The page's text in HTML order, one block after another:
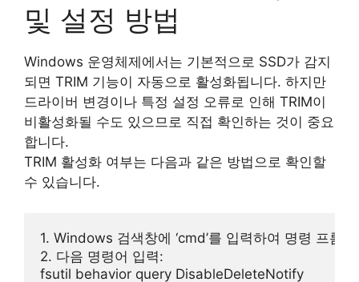
및 설정 방법
Windows 운영체제에서는 기본적으로 SSD가 감지
되면 TRIM 기능이 자동으로 활성화됩니다. 하지만
드라이버 변경이나 특정 설정 오류로 인해 TRIM이
비활성화될 수도 있으므로 직접 확인하는 것이 중요
합니다.
TRIM 활성화 여부는 다음과 같은 방법으로 확인할
수 있습니다.
1. Windows 검색창에 ‘cmd’를 입력하여 명령 프롬
2. 다음 명령어 입력:
fsutil behavior query DisableDeleteNotify